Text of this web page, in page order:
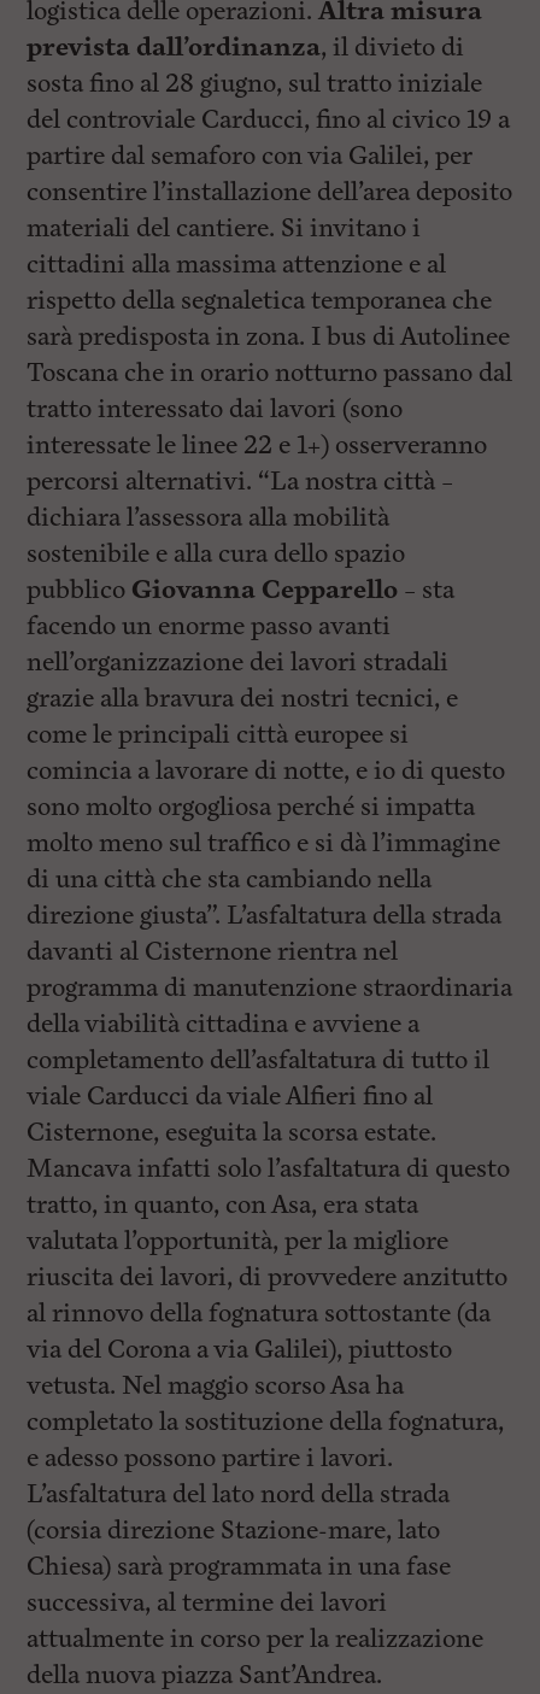
logistica delle operazioni.Altra misura
prevista dall’ordinanza, il divieto di
sosta fino al 28 giugno, sul tratto iniziale
del controviale Carducci, fino al civico 19 a
partire dal semaforo con via Galilei, per
consentire l’installazione dell’area deposito
materiali del cantiere. Si invitano i
cittadini alla massima attenzione e al
rispetto della segnaletica temporanea che
sarà predisposta in zona. I bus di Autolinee
Toscana che in orario notturno passano dal
tratto interessato dai lavori (sono
interessate le linee 22 e 1+) osserveranno
percorsi alternativi. “La nostra città –
dichiara l’assessora alla mobilità
sostenibile e alla cura dello spazio
pubblico Giovanna Cepparello – sta
facendo un enorme passo avanti
nell’organizzazione dei lavori stradali
grazie alla bravura dei nostri tecnici, e
come le principali città europee si
comincia a lavorare di notte, e io di questo
sono molto orgogliosa perché si impatta
molto meno sul traffico e si dà l’immagine
di una città che sta cambiando nella
direzione giusta”. L’asfaltatura della strada
davanti al Cisternone rientra nel
programma di manutenzione straordinaria
della viabilità cittadina e avviene a
completamento dell’asfaltatura di tutto il
viale Carducci da viale Alfieri fino al
Cisternone, eseguita la scorsa estate.
Mancava infatti solo l’asfaltatura di questo
tratto, in quanto, con Asa, era stata
valutata l’opportunità, per la migliore
riuscita dei lavori, di provvedere anzitutto
al rinnovo della fognatura sottostante (da
via del Corona a via Galilei), piuttosto
vetusta. Nel maggio scorso Asa ha
completato la sostituzione della fognatura,
e adesso possono partire i lavori.
L’asfaltatura del lato nord della strada
(corsia direzione Stazione-mare, lato
Chiesa) sarà programmata in una fase
successiva, al termine dei lavori
attualmente in corso per la realizzazione
della nuova piazza Sant’Andrea.